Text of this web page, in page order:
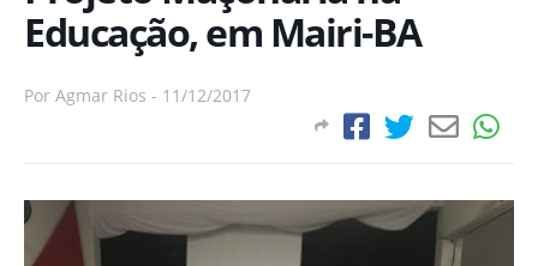
Educação, em Mairi-BA
Por Agmar Rios - 11/12/2017